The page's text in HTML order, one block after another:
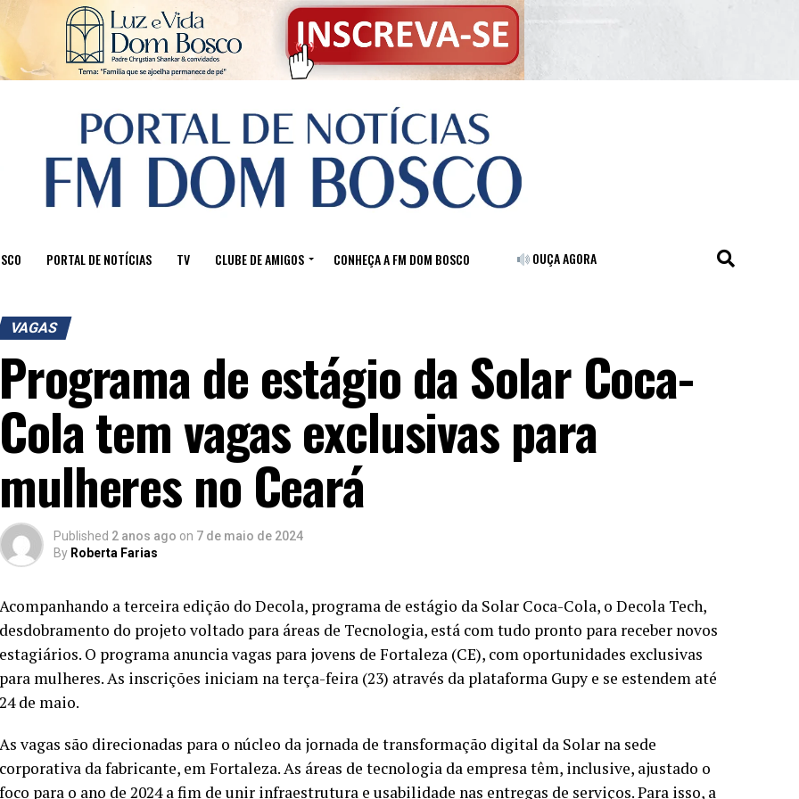
PORTAL DE NOTÍCIAS TV CLUBE DE AMIGOS CONHEÇA A FM DOM BOSCO OUÇA AGORA
VAGAS
Programa de estágio da Solar Coca-
Cola tem vagas exclusivas para
mulheres no Ceará
Published 2 anos ago on 7 de maio de 2024
By Roberta Farias
Acompanhando a terceira edição do Decola, programa de estágio da Solar Coca-Cola, o Decola Tech,
desdobramento do projeto voltado para áreas de Tecnologia, está com tudo pronto para receber novos
estagiários. O programa anuncia vagas para jovens de Fortaleza (CE), com oportunidades exclusivas
para mulheres. As inscrições iniciam na terça-feira (23) através da plataforma Gupy e se estendem até
24 de maio.
As vagas são direcionadas para o núcleo da jornada de transformação digital da Solar na sede
corporativa da fabricante, em Fortaleza. As áreas de tecnologia da empresa têm, inclusive, ajustado o
foco para o ano de 2024 a fim de unir infraestrutura e usabilidade nas entregas de serviços. Para isso, a